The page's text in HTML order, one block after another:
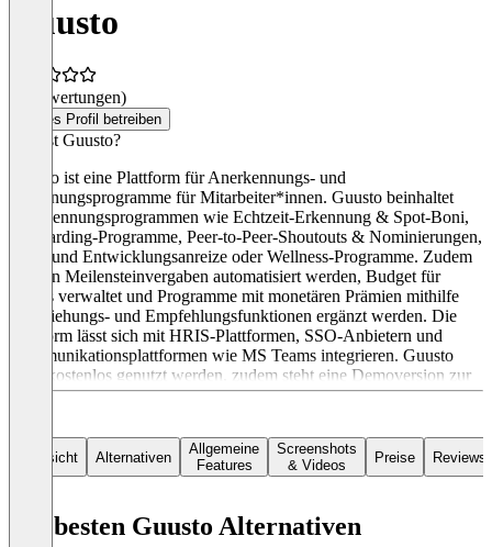
Guusto
(0 Bewertungen)
Dieses Profil betreiben
Was ist Guusto?
Guusto ist eine Plattform für Anerkennungs- und
Belohnungsprogramme für Mitarbeiter*innen. Guusto beinhaltet
Anerkennungsprogrammen wie Echtzeit-Erkennung & Spot-Boni,
Onboarding-Programme, Peer-to-Peer-Shoutouts & Nominierungen,
Lern- und Entwicklungsanreize oder Wellness-Programme. Zudem
können Meilensteinvergaben automatisiert werden, Budget für
Teams verwaltet und Programme mit monetären Prämien mithilfe
von Ziehungs- und Empfehlungsfunktionen ergänzt werden. Die
Plattform lässt sich mit HRIS-Plattformen, SSO-Anbietern und
Kommunikationsplattformen wie MS Teams integrieren. Guusto
kann kostenlos genutzt werden, zudem steht eine Demoversion zur
Verfügung. Umfangreichere Pakete starten ab $ 80 monatlich für bis
Übersicht Alternativen
Allgemeine
Features
Screenshots
& Videos
Preise Reviews
Die besten Guusto Alternativen